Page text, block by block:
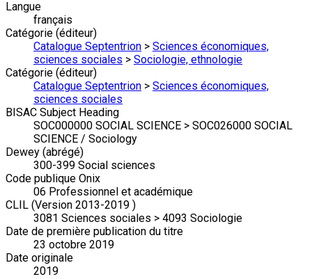
Langue
français
Catégorie (éditeur)
Catalogue Septentrion > Sciences économiques,
sciences sociales > Sociologie, ethnologie
Catégorie (éditeur)
Catalogue Septentrion > Sciences économiques,
sciences sociales
BISAC Subject Heading
SOC000000 SOCIAL SCIENCE > SOC026000 SOCIAL
SCIENCE / Sociology
Dewey (abrégé)
300-399 Social sciences
Code publique Onix
06 Professionnel et académique
CLIL (Version 2013-2019 )
3081 Sciences sociales > 4093 Sociologie
Date de première publication du titre
23 octobre 2019
Date originale
2019